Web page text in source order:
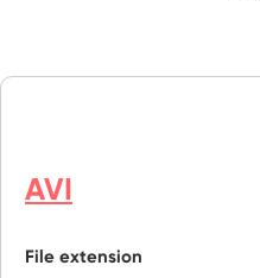
AVI
File extension